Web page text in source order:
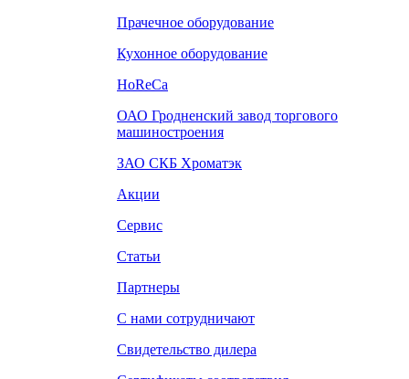
Прачечное оборудование
Кухонное оборудование
HoReCa
ОАО Гродненский завод торгового
машиностроения
ЗАО СКБ Хроматэк
Акции
Сервис
Статьи
Партнеры
С нами сотрудничают
Свидетельство дилера